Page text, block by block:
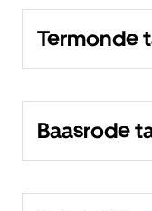
Termonde
Baasrode